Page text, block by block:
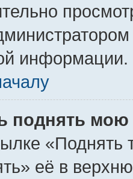
информации.
поднять мою
«Поднять
её в